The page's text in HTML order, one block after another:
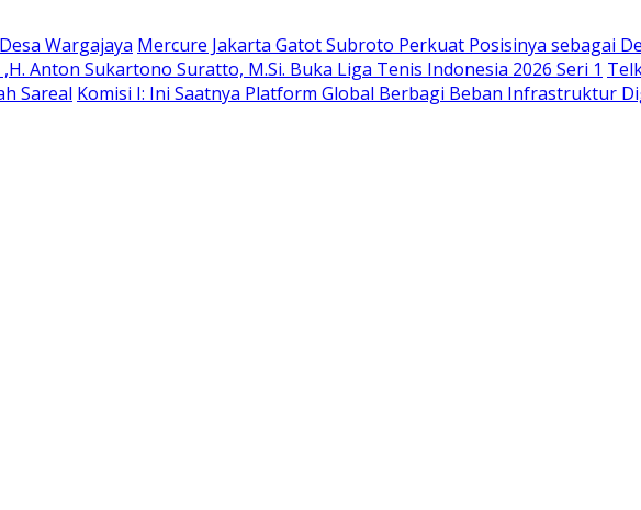
Wargajaya Mercure Jakarta Gatot Subroto Perkuat Posisinya sebagai
Anton Sukartono Suratto, M.Si. Buka Liga Tenis Indonesia 2026 Seri 1
Sareal Komisi I: Ini Saatnya Platform Global Berbagi Beban Infrastruktur